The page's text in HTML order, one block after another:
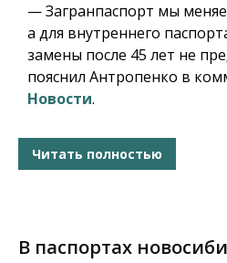
— Загранпаспорт мы
а для внутреннего
замены после 45 лет не
пояснил Антропенко в
Новости.
Читать полностью
В паспортах